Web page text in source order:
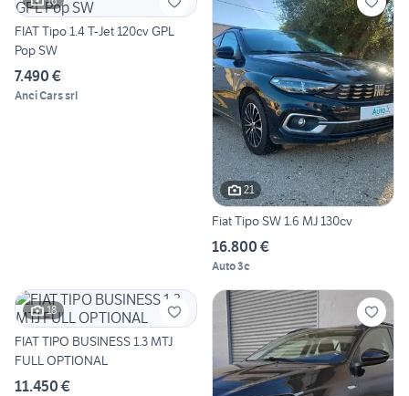
FIAT Tipo 1.4 T-Jet 120cv GPL
Pop SW
7.490 €
Anci Cars srl
21
Fiat Tipo SW 1.6 MJ 130cv
16.800 €
Auto 3c
18
FIAT TIPO BUSINESS 1.3 MTJ
FULL OPTIONAL
11.450 €